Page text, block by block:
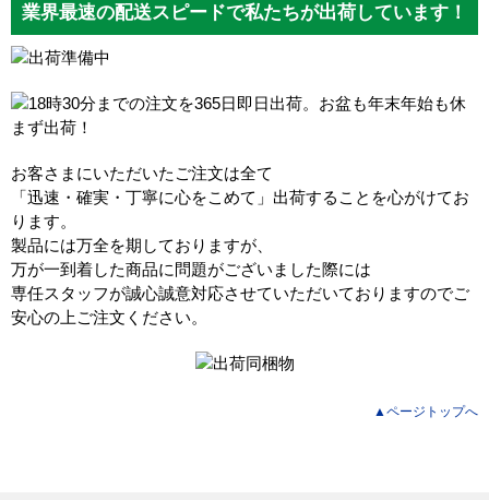
業界最速の配送スピードで私たちが出荷しています！
お客さまにいただいたご注文は全て
「迅速・確実・丁寧に心をこめて」出荷することを心がけてお
ります。
製品には万全を期しておりますが、
万が一到着した商品に問題がございました際には
専任スタッフが誠心誠意対応させていただいておりますのでご
安心の上ご注文ください。
▲ページトップへ